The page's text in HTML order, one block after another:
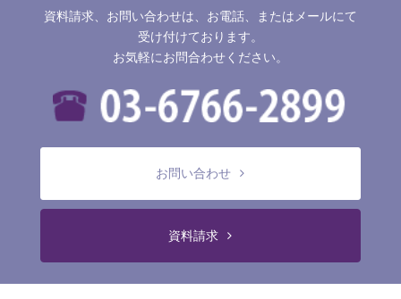
資料請求、お問い合わせは、お電話、またはメールにて
受け付けております。
お気軽にお問合わせください。
お問い合わせ
資料請求